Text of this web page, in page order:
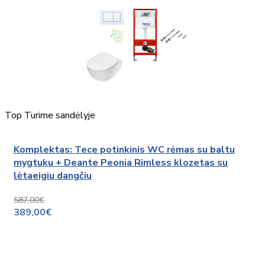
Top Turime sandėlyje
Komplektas: Tece potinkinis WC rėmas su baltu
mygtuku + Deante Peonia Rimless klozetas su
lėtaeigiu dangčiu
587,00€
389,00€